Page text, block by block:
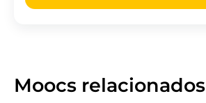
Moocs relacionados